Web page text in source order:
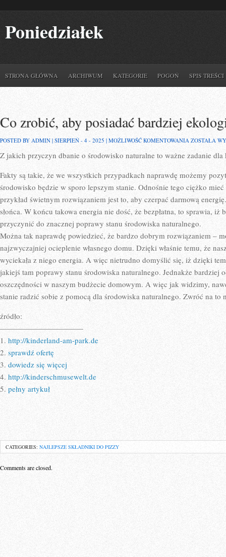
Poniedziałek
STRONA GŁÓWNA ARCHIWUM KATEGORIE POGOŃ SPIS TREŚCI
Co zrobić, aby posiadać bardziej
POSTED BY ADMIN | SIERPIEŃ - 4 - 2025 | MOŻLIWOŚĆ KOMENTOWANIA CO
ABY
DOM?
ZOSTAŁA
Z jakich przyczyn dbanie o środowisko naturalne to ważne zadanie dla
Fakty są takie, że we wszystkich przypadkach naprawdę możemy
środowisko będzie w sporo lepszym stanie. Odnośnie tego ciężko
przykład świetnym rozwiązaniem jest to, aby czerpać darmową
słońca. W końcu takowa energia nie dość, że bezpłatna, to sprawia,
przyczynić do znacznej poprawy stanu środowiska naturalnego.
Można tak naprawdę powiedzieć, że bardzo dobrym rozwiązaniem –
najzwyczajniej ocieplenie własnego domu. Dzięki właśnie temu, że
wyciekała z niego energia. A więc nietrudno domyślić się, iż dzięki
jakiejś tam poprawy stanu środowiska naturalnego. Jednakże bardziej
oszczędności w naszym budżecie domowym. A więc jak widzimy,
stanie radzić sobie z pomocą dla środowiska naturalnego. Zwróć na to
źródło:
———————————
1. http://kinderland-am-park.de
2. sprawdź ofertę
3. dowiedz się więcej
4. http://kinderschmusewelt.de
5. pełny artykuł
CATEGORIES: NAJLEPSZE SKŁADNIKI DO PIZZY
Comments are closed.